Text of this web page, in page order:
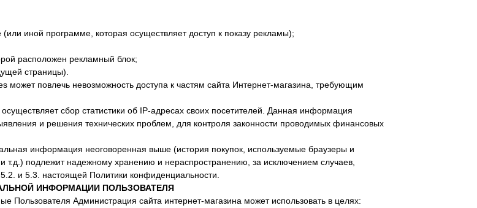
иной программе, которая осуществляет доступ к показу рекламы);
расположен рекламный блок;
страницы).
может повлечь невозможность доступа к частям сайта Интернет-магазина, требующим
сбор статистики об IP-адресах своих посетителей. Данная информация
и решения технических проблем, для контроля законности проводимых финансовых
информация неоговоренная выше (история покупок, используемые браузеры и
т.д.) подлежит надежному хранению и нераспространению, за исключением случаев,
и 5.3. настоящей Политики конфиденциальности.
ИНФОРМАЦИИ ПОЛЬЗОВАТЕЛЯ
Пользователя Администрация сайта интернет-магазина может использовать в целях: